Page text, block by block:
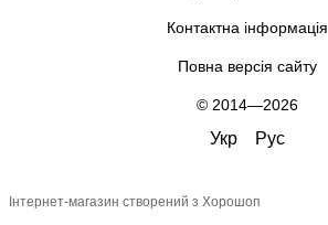
Контактна інформація
Повна версія сайту
© 2014—2026
Укр Рус
Інтернет-магазин створений з Хорошоп